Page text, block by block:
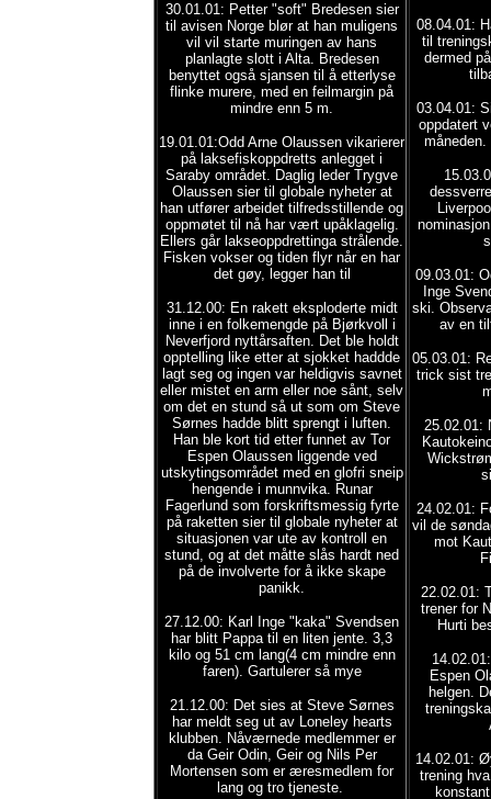
30.01.01: Petter "soft" Bredesen sier
til avisen Norge blør at han muligens
vil vil starte muringen av hans
planlagte slott i Alta. Bredesen
benyttet også sjansen til å etterlyse
flinke murere, med en feilmargin på
mindre enn 5 m.
19.01.01:Odd Arne Olaussen vikarierer
på laksefiskoppdretts anlegget i
Saraby området. Daglig leder Trygve
Olaussen sier til globale nyheter at
han utfører arbeidet tilfredsstillende og
oppmøtet til nå har vært upåklagelig.
Ellers går lakseoppdrettinga strålende.
Fisken vokser og tiden flyr når en har
det gøy, legger han til
31.12.00: En rakett eksploderte midt
inne i en folkemengde på Bjørkvoll i
Neverfjord nyttårsaften. Det ble holdt
opptelling like etter at sjokket haddde
lagt seg og ingen var heldigvis savnet
eller mistet en arm eller noe sånt, selv
om det en stund så ut som om Steve
Sørnes hadde blitt sprengt i luften.
Han ble kort tid etter funnet av Tor
Espen Olaussen liggende ved
utskytingsområdet med en glofri sneip
hengende i munnvika. Runar
Fagerlund som forskriftsmessig fyrte
på raketten sier til globale nyheter at
situasjonen var ute av kontroll en
stund, og at det måtte slås hardt ned
på de involverte for å ikke skape
panikk.
27.12.00: Karl Inge "kaka" Svendsen
har blitt Pappa til en liten jente. 3,3
kilo og 51 cm lang(4 cm mindre enn
faren). Gartulerer så mye
21.12.00: Det sies at Steve Sørnes
har meldt seg ut av Loneley hearts
klubben. Nåværnede medlemmer er
da Geir Odin, Geir og Nils Per
Mortensen som er æresmedlem for
lang og tro tjeneste.
08.04.01:
til
dermed
03.04.01:
oppdatert
09.03.01:
Inge
ski.
av en
05.03.01:
trick sist
25.02.01:
24.02.01:
vil de
mot
22.02.01:
trener for
Hurti
Espen
helgen.
14.02.01:
trening